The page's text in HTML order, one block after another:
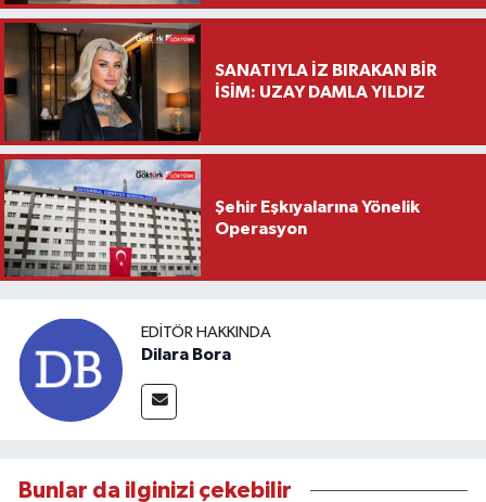
Ziyareti
SANATIYLA İZ BIRAKAN BİR
İSİM: UZAY DAMLA YILDIZ
Şehir Eşkıyalarına Yönelik
Operasyon
EDITÖR HAKKINDA
Dilara Bora
Bunlar da ilginizi çekebilir